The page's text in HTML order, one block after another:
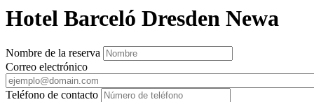
Hotel Barceló Dresden Newa
Nombre de la reserva
Correo electrónico
Teléfono de contacto